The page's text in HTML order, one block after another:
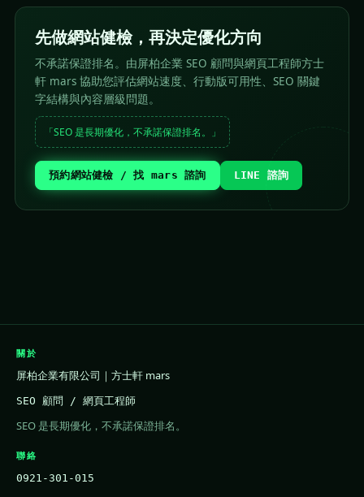
先做網站健檢，再決定優化方向
不承諾保證排名。由屏柏企業 SEO 顧問與網頁工程師方士
軒 mars 協助您評估網站速度、行動版可用性、SEO 關鍵
字結構與內容層級問題。
「SEO 是長期優化，不承諾保證排名。」
預約網站健檢 / 找 mars 諮詢 LINE 諮詢
關於
屏柏企業有限公司｜方士軒 mars
SEO 顧問 / 網頁工程師
SEO 是長期優化，不承諾保證排名。
聯絡
0921-301-015